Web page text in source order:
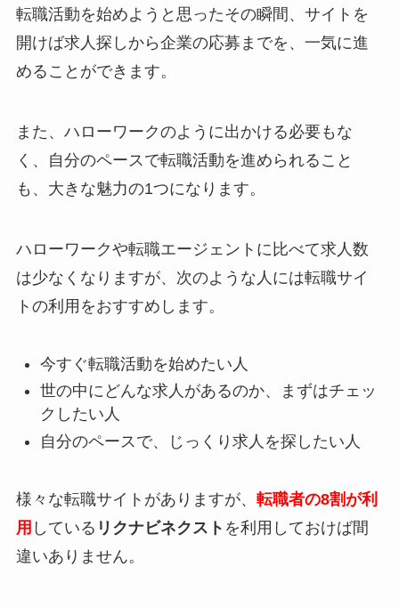
転職活動を始めようと思ったその瞬間、サイトを
開けば求人探しから企業の応募までを、一気に進
めることができます。
また、ハローワークのように出かける必要もな
く、自分のペースで転職活動を進められること
も、大きな魅力の1つになります。
ハローワークや転職エージェントに比べて求人数
は少なくなりますが、次のような人には転職サイ
トの利用をおすすめします。
今すぐ転職活動を始めたい人
世の中にどんな求人があるのか、まずはチェッ
クしたい人
自分のペースで、じっくり求人を探したい人
様々な転職サイトがありますが、 転職者の8割が利
用 している リクナビネクスト を利用しておけば間
違いありません。